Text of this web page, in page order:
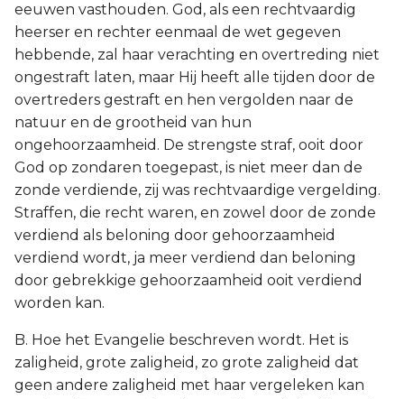
eeuwen vasthouden. God, als een rechtvaardig
heerser en rechter eenmaal de wet gegeven
hebbende, zal haar verachting en overtreding niet
ongestraft laten, maar Hij heeft alle tijden door de
overtreders gestraft en hen vergolden naar de
natuur en de grootheid van hun
ongehoorzaamheid. De strengste straf, ooit door
God op zondaren toegepast, is niet meer dan de
zonde verdiende, zij was rechtvaardige vergelding.
Straffen, die recht waren, en zowel door de zonde
verdiend als beloning door gehoorzaamheid
verdiend wordt, ja meer verdiend dan beloning
door gebrekkige gehoorzaamheid ooit verdiend
worden kan.
B. Hoe het Evangelie beschreven wordt. Het is
zaligheid, grote zaligheid, zo grote zaligheid dat
geen andere zaligheid met haar vergeleken kan